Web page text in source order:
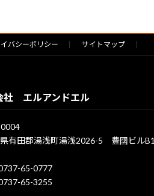
バシーポリシー サイトマップ
社 エルアンドエル
有田郡湯浅町湯浅2026-5 豊國ビルB1
65-0777
65-3255